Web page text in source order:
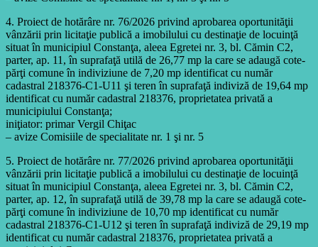
4. Proiect de hotărâre nr. 76/2026 privind aprobarea oportunităţii
vânzării prin licitaţie publică a imobilului cu destinaţie de locuinţă
situat în municipiul Constanţa, aleea Egretei nr. 3, bl. Cămin C2,
parter, ap. 11, în suprafaţă utilă de 26,77 mp la care se adaugă cote-
părţi comune în indiviziune de 7,20 mp identificat cu număr
cadastral 218376-C1-U11 şi teren în suprafaţă indiviză de 19,64 mp
identificat cu număr cadastral 218376, proprietatea privată a
municipiului Constanţa;
iniţiator: primar Vergil Chiţac
– avize Comisiile de specialitate nr. 1 şi nr. 5
5. Proiect de hotărâre nr. 77/2026 privind aprobarea oportunităţii
vânzării prin licitaţie publică a imobilului cu destinaţie de locuinţă
situat în municipiul Constanţa, aleea Egretei nr. 3, bl. Cămin C2,
parter, ap. 12, în suprafaţă utilă de 39,78 mp la care se adaugă cote-
părţi comune în indiviziune de 10,70 mp identificat cu număr
cadastral 218376-C1-U12 şi teren în suprafaţă indiviză de 29,19 mp
identificat cu număr cadastral 218376, proprietatea privată a